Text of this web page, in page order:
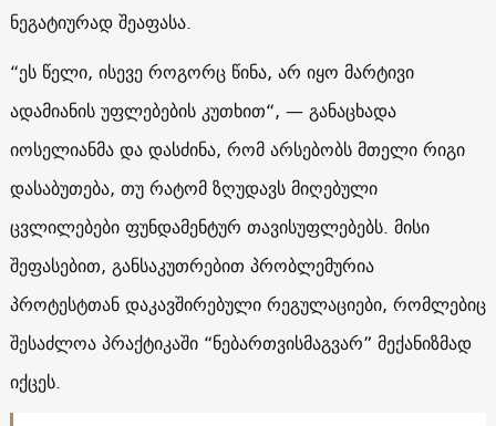
ნეგატიურად შეაფასა.
“ეს წელი, ისევე როგორც წინა, არ იყო მარტივი
ადამიანის უფლებების კუთხით“, — განაცხადა
იოსელიანმა და დასძინა, რომ არსებობს მთელი რიგი
დასაბუთება, თუ რატომ ზღუდავს მიღებული
ცვლილებები ფუნდამენტურ თავისუფლებებს. მისი
შეფასებით, განსაკუთრებით პრობლემურია
პროტესტთან დაკავშირებული რეგულაციები, რომლებიც
შესაძლოა პრაქტიკაში “ნებართვისმაგვარ” მექანიზმად
იქცეს.